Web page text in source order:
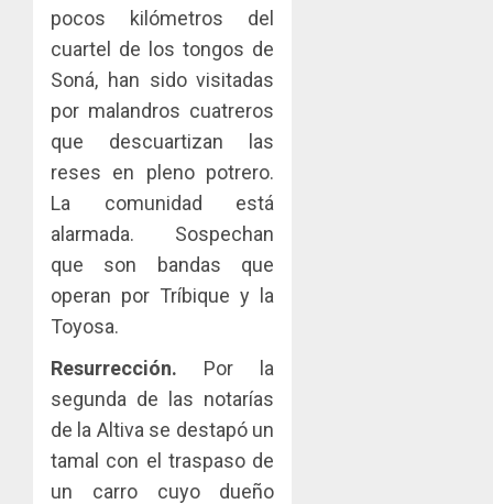
pocos kilómetros del
cuartel de los tongos de
Soná, han sido visitadas
por malandros cuatreros
que descuartizan las
reses en pleno potrero.
La comunidad está
alarmada. Sospechan
que son bandas que
operan por Tríbique y la
Toyosa.
Resurrección. Por la
segunda de las notarías
de la Altiva se destapó un
tamal con el traspaso de
un carro cuyo dueño